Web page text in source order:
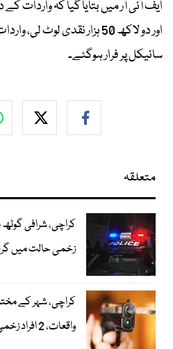
اور دو لاکھ 50 ہزار نقدی لوٹ
سائیکل پر فرار ہوگئے۔
متعلقہ
کراچی، شرافی
زخمی حالت میں
کراچی، شہر کے
واقعات، 2 افراد زخمی